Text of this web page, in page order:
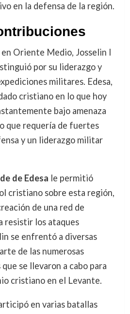
en la defensa de la región.
Oriente Medio, Josselin I
por su liderazgo y
militares. Edesa,
cristiano en lo que hoy
bajo amenaza
que requería de fuertes
y un liderazgo militar
de Edesa le permitió
cristiano sobre esta región,
de una red de
resistir los ataques
se enfrentó a diversas
de las numerosas
se llevaron a cabo para
cristiano en el Levante.
en varias batallas